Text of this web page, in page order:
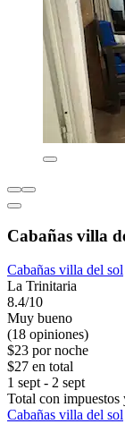
Cabañas villa
Cabañas villa del sol
La Trinitaria
8.4/10
Muy bueno
(18 opiniones)
$23 por noche
$27 en total
1 sept - 2 sept
Total con impuestos
Cabañas villa del sol